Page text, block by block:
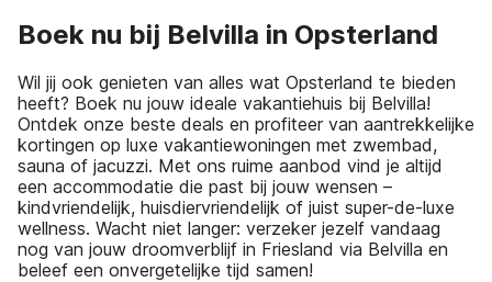
Boek nu bij Belvilla in Opsterland
Wil jij ook genieten van alles wat Opsterland te bieden
heeft? Boek nu jouw ideale vakantiehuis bij Belvilla!
Ontdek onze beste deals en profiteer van aantrekkelijke
kortingen op luxe vakantiewoningen met zwembad,
sauna of jacuzzi. Met ons ruime aanbod vind je altijd
een accommodatie die past bij jouw wensen –
kindvriendelijk, huisdiervriendelijk of juist super-de-luxe
wellness. Wacht niet langer: verzeker jezelf vandaag
nog van jouw droomverblijf in Friesland via Belvilla en
beleef een onvergetelijke tijd samen!